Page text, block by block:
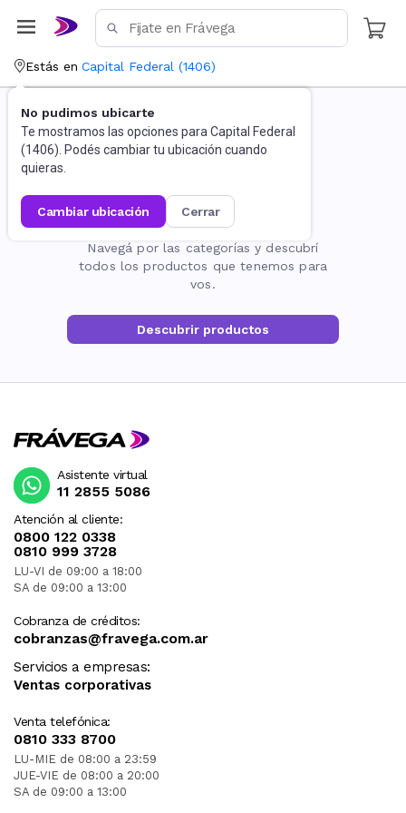
Estás en Capital Federal (1406)
No pudimos ubicarte
Te mostramos las opciones para Capital Federal
(1406). Podés cambiar tu ubicación cuando
quieras.
cambiar ubicación cerrar
La página no existe
Navegá por las categorías y descubrí
todos los productos que tenemos para
vos.
Descubrir productos
Atención al cliente:
0800 122 0338
0810 999 3728
LU-VI de 09:00 a 18:00
SA de 09:00 a 13:00
Cobranza de créditos:
cobranzas@fravega.com.ar
Servicios a empresas:
Ventas corporativas
Venta telefónica:
0810 333 8700
LU-MIE de 08:00 a 23:59
JUE-VIE de 08:00 a 20:00
SA de 09:00 a 13:00
Asistente virtual
11 2855 5086